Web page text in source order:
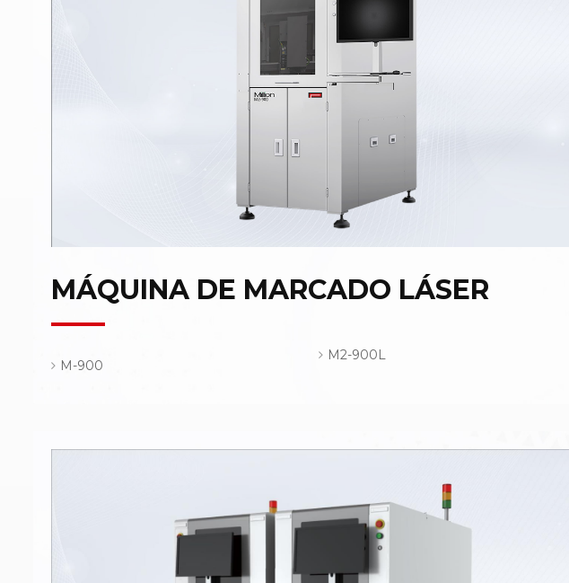
MÁQUINA DE MARCADO LÁSER
M-900
M2-900L